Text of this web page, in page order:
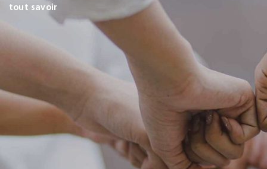
tout savoir